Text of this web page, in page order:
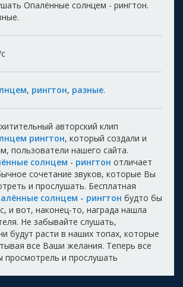
Опалённые солнцем - рингтон.
, рингтон, разные.
авторский клип
рингтон, который создали и
пользователи нашего сайта.
солнцем - рингтон отличает
сочетание звуков, которые Вы
и прослушать. Бесплатная
солнцем - рингтон будто бы
и вот, наконец-то, награда нашла
Не забывайте слушать,
будут расти в наших топах, которые
все Ваши желания. Теперь все
просмотрель и прослушать